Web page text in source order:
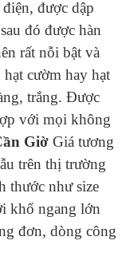
được dập
đó được hàn
rất nỗi bật và
cườm hay hạt
trắng. Được
với mọi không
Giờ Giá tương
trên thị trường
thước như size
khổ ngang lớn
đơn, dòng công